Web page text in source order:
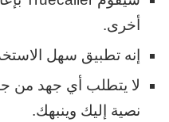
أخرى.
إنه تطبيق سهل
لا يتطلب أي جهد من
نصية إليك وينبهك.